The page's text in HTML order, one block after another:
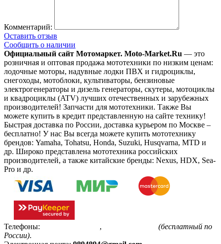
Комментарий:
Оставить отзыв
Сообщить о наличии
Официальный сайт Мотомаркет. Moto-Market.Ru — это
розничная и оптовая продажа мототехники по низким ценам:
лодочные моторы, надувные лодки ПВХ и гидроциклы,
снегоходы, мотоблоки, культиваторы, бензиновые
электрогенераторы и дизель генераторы, скутеры, мотоциклы
и квадроциклы (ATV) лучших отечественных и зарубежных
производителей! Запчасти для мототехники. Также Вы
можете купить в кредит представленную на сайте технику!
Быстрая доставка по России, доставка курьером по Москве –
бесплатно! У нас Вы всегда можете купить мототехнику
брендов: Yamaha, Tohatsu, Honda, Suzuki, Husqvarna, MTD и
др. Широко представлена мототехника российских
производителей, а также китайские бренды: Nexus, HDX, Sea-
Pro и др.
Телефоны: ,
(бесплатный по
России).